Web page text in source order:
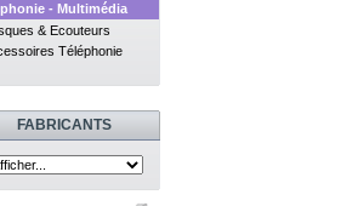
- Multimédia
& Ecouteurs
Téléphonie
FABRICANTS